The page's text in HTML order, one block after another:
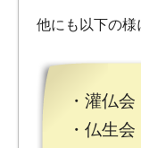
他にも以下の様
・灌仏
・仏生